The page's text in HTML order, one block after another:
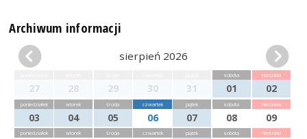
Archiwum informacji
sierpień 2026
27 28 29 30 31
sobota
01
niedziela
02
poniedziałek
03
wtorek
04
środa
05
czwartek
06
piątek
07
sobota
08
niedziela
09
poniedziałek wtorek środa czwartek piątek sobota niedziela